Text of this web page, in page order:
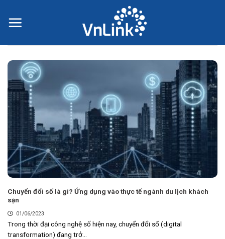
Chuyển đổi số là gì? Ứng dụng vào thực tế ngành du lịch khách
sạn
01/06/2023
Trong thời đại công nghệ số hiện nay, chuyển đổi số (digital
transformation) đang trở...